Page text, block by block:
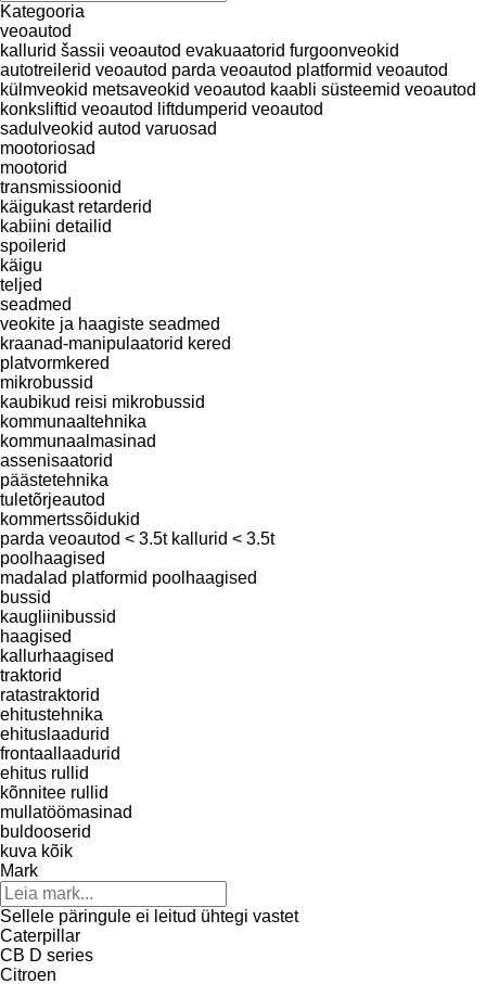
Kategooria
veoautod
kallurid šassii veoautod evakuaatorid furgoonveokid
autotreilerid veoautod parda veoautod platformid veoautod
külmveokid metsaveokid veoautod kaabli süsteemid veoautod
konksliftid veoautod
liftdumperid veoautod
sadulveokid autod varuosad
mootoriosad
mootorid
transmissioonid
käigukast retarderid
kabiini detailid
spoilerid
käigu
teljed
seadmed
veokite ja haagiste seadmed
kraanad-manipulaatorid kered
platvormkered
mikrobussid
kaubikud reisi mikrobussid
kommunaaltehnika
kommunaalmasinad
assenisaatorid
päästetehnika
tuletõrjeautod
kommertssõidukid
parda veoautod < 3.5t kallurid < 3.5t
poolhaagised
madalad platformid poolhaagised
bussid
kaugliinibussid
haagised
kallurhaagised
traktorid
ratastraktorid
ehitustehnika
ehituslaadurid
frontaallaadurid
ehitus rullid
kõnnitee rullid
mullatöömasinad
buldooserid
kuva kõik
Mark
Sellele päringule ei leitud ühtegi vastet
Caterpillar
CB D series
Citroen